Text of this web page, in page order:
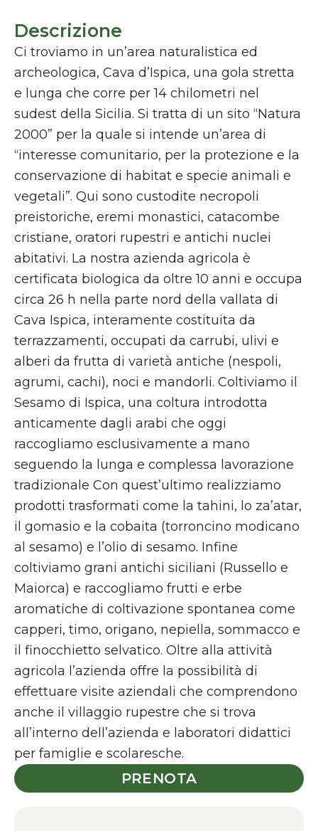
Descrizione
Ci troviamo in un’area naturalistica ed
archeologica, Cava d’Ispica, una gola stretta
e lunga che corre per 14 chilometri nel
sudest della Sicilia. Si tratta di un sito “Natura
2000” per la quale si intende un’area di
“interesse comunitario, per la protezione e la
conservazione di habitat e specie animali e
vegetali”. Qui sono custodite necropoli
preistoriche, eremi monastici, catacombe
cristiane, oratori rupestri e antichi nuclei
abitativi. La nostra azienda agricola è
certificata biologica da oltre 10 anni e occupa
circa 26 h nella parte nord della vallata di
Cava Ispica, interamente costituita da
terrazzamenti, occupati da carrubi, ulivi e
alberi da frutta di varietà antiche (nespoli,
agrumi, cachi), noci e mandorli. Coltiviamo il
Sesamo di Ispica, una coltura introdotta
anticamente dagli arabi che oggi
raccogliamo esclusivamente a mano
seguendo la lunga e complessa lavorazione
tradizionale Con quest’ultimo realizziamo
prodotti trasformati come la tahini, lo za’atar,
il gomasio e la cobaita (torroncino modicano
al sesamo) e l’olio di sesamo. Infine
coltiviamo grani antichi siciliani (Russello e
Maiorca) e raccogliamo frutti e erbe
aromatiche di coltivazione spontanea come
capperi, timo, origano, nepiella, sommacco e
il finocchietto selvatico. Oltre alla attività
agricola l’azienda offre la possibilità di
effettuare visite aziendali che comprendono
anche il villaggio rupestre che si trova
all’interno dell’azienda e laboratori didattici
per famiglie e scolaresche.
PRENOTA